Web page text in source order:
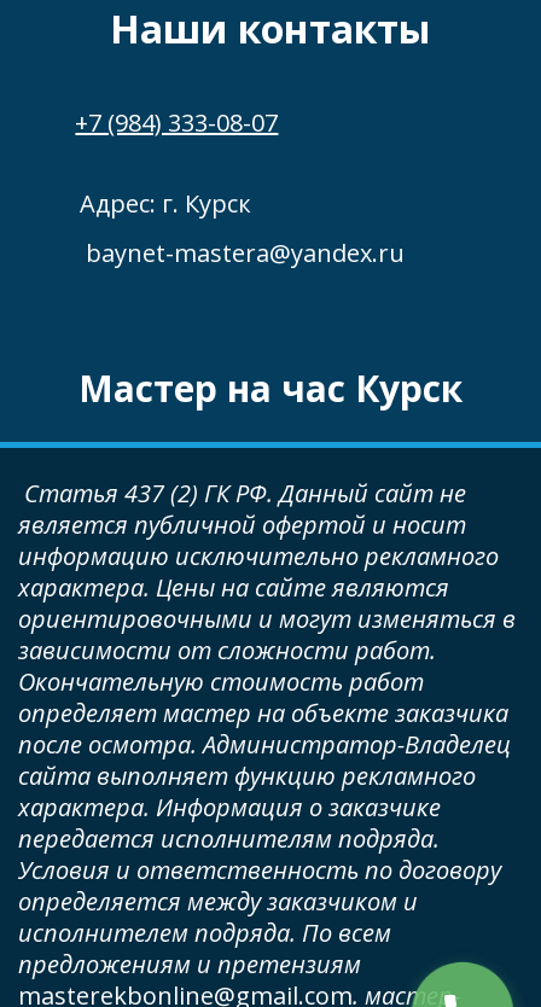
Наши контакты
+7 (984) 333-08-07
Адрес: г. Курск
baynet-mastera@yandex.ru
Мастер на час Курск
является публичной офертой и носит
информацию исключительно рекламного
характера. Цены на сайте являются
ориентировочными и могут изменяться в
зависимости от сложности работ.
Окончательную стоимость работ
определяет мастер на объекте заказчика
после осмотра. Администратор-Владелец
сайта выполняет функцию рекламного
характера. Информация о заказчике
передается исполнителям подряда.
Условия и ответственность по договору
определяется между заказчиком и
исполнителем подряда. По всем
masterekbonline@gmail.com. мастер-